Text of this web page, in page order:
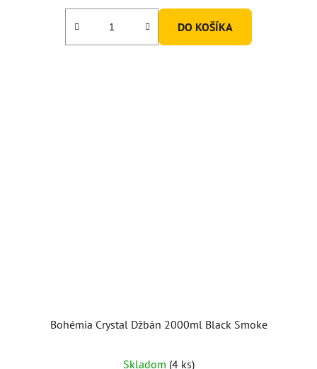
DO KOŠÍKA
Bohémia Crystal Džbán 2000ml Black Smoke
Skladom (4 ks)